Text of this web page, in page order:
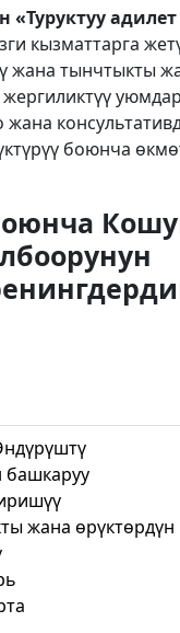
«Туруктуу
кызматтарга
жана тынчтыкты
боюнча
башкаруу
жана өрүктөрдүн